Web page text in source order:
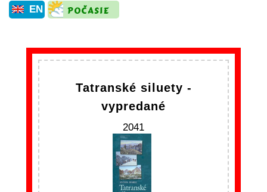
EN
Tatranské siluety -
vypredané
2041